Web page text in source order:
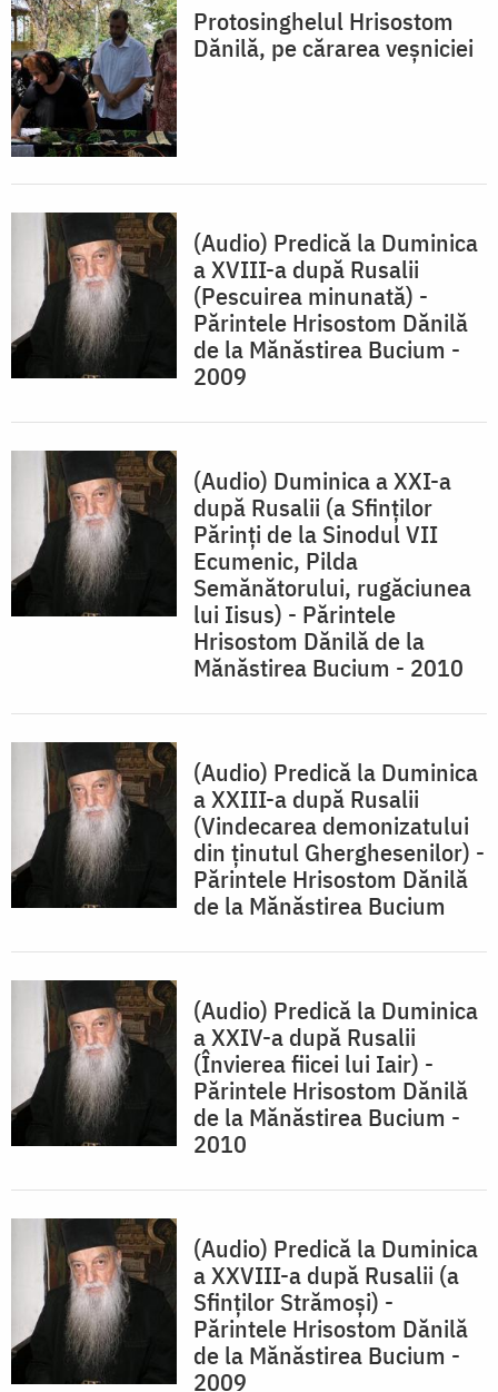
Protosinghelul Hrisostom
Dănilă, pe cărarea veşniciei
(Audio) Predică la Duminica
a XVIII-a după Rusalii
(Pescuirea minunată) -
Părintele Hrisostom Dănilă
de la Mănăstirea Bucium -
2009
(Audio) Duminica a XXI-a
după Rusalii (a Sfinţilor
Părinţi de la Sinodul VII
Ecumenic, Pilda
Semănătorului, rugăciunea
lui Iisus) - Părintele
Hrisostom Dănilă de la
Mănăstirea Bucium - 2010
(Audio) Predică la Duminica
a XXIII-a după Rusalii
(Vindecarea demonizatului
din ținutul Gherghesenilor) -
Părintele Hrisostom Dănilă
de la Mănăstirea Bucium
(Audio) Predică la Duminica
a XXIV-a după Rusalii
(Învierea fiicei lui Iair) -
Părintele Hrisostom Dănilă
de la Mănăstirea Bucium -
2010
(Audio) Predică la Duminica
a XXVIII-a după Rusalii (a
Sfinţilor Strămoşi) -
Părintele Hrisostom Dănilă
de la Mănăstirea Bucium -
2009